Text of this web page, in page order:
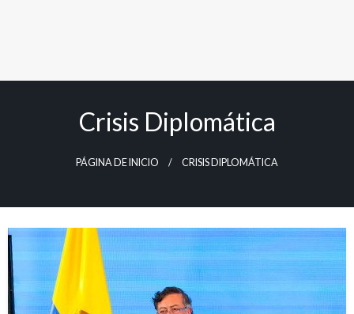
Crisis Diplomática
PÁGINA DE INICIO CRISIS DIPLOMÁTICA